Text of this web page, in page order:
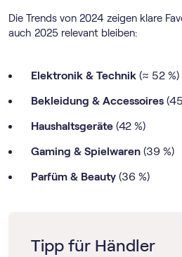
Die Trends von 2024 zeigen klare
auch 2025 relevant bleiben:
Elektronik & Technik (≈ 52 %)
Bekleidung & Accessoires
Haushaltsgeräte (42 %)
Gaming & Spielwaren (39 %)
Parfüm & Beauty (36 %)
Tipp für Händler